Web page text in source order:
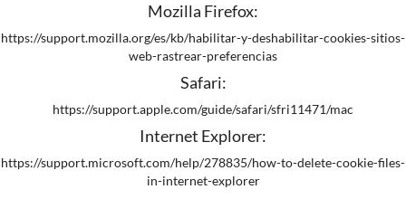
Mozilla Firefox:
https://support.mozilla.org/es/kb/habilitar-y-deshabilitar-cookies-sitios-
web-rastrear-preferencias
Safari:
https://support.apple.com/guide/safari/sfri11471/mac
Internet Explorer:
https://support.microsoft.com/help/278835/how-to-delete-cookie-files-
in-internet-explorer